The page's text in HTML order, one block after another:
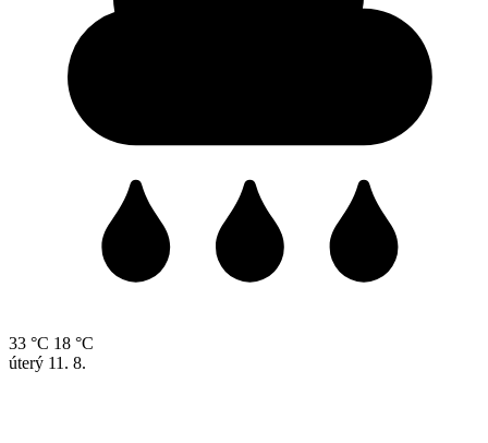
33 °C 18 °C
úterý 11. 8.